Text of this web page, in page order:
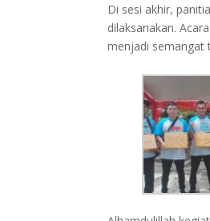
Di sesi akhir,
dilaksanakan.
menjadi semangat